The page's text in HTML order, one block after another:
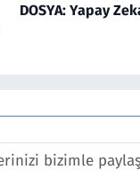
DOSYA: Yapay